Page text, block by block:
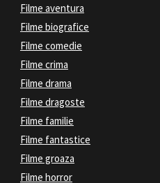
Filme aventura
Filme biografice
Filme comedie
Filme crima
Filme drama
Filme dragoste
Filme familie
Filme fantastice
Filme groaza
Filme horror